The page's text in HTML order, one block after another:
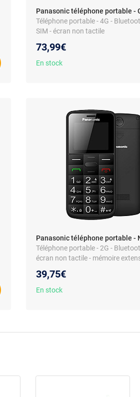
AU PANIER
Panasonic téléphone portable -
Téléphone portable - 4G -
SIM - écran non tactile
73,99€
En stock
AU PANIER
Panasonic téléphone portable -
Téléphone portable - 2G -
écran non tactile - mémoire
39,75€
En stock